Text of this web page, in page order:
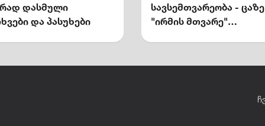
დასმული
და პასუხები
სავსემთვარეობა - ცაზე
"ირმის მთვარე"